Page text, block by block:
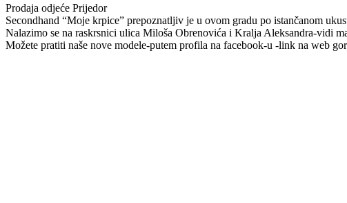
Prodaja odjeće Prijedor
Secondhand “Moje krpice” prepoznatljiv je u ovom gradu po istančanom
Nalazimo se na raskrsnici ulica Miloša Obrenovića i Kralja Aleksandra-vidi
Možete pratiti naše nove modele-putem profila na facebook-u -link na web